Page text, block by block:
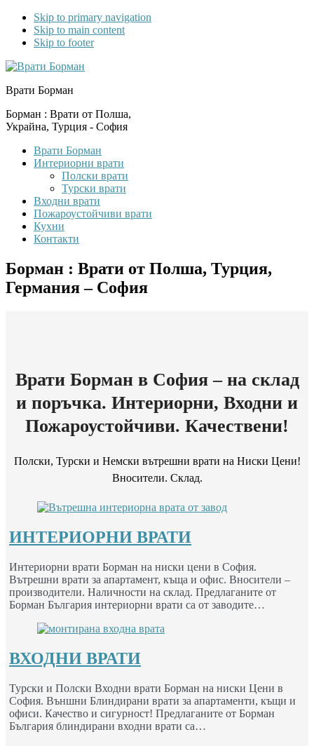
Skip to primary navigation
Skip to main content
Skip to footer
Врати Борман
Борман : Врати от Полша,
Украйна, Турция - София
Врати Борман
Интериорни врати
Полски врати
Турски врати
Входни врати
Пожароустойчиви врати
Кухни
Контакти
Борман : Врати от Полша, Турция,
Германия – София
Врати Борман в София – на склад
и поръчка. Интериорни, Входни и
Пожароустойчиви. Качествени!
Полски, Турски и Немски вътрешни врати на Ниски Цени!
Вносители. Склад.
ИНТЕРИОРНИ ВРАТИ
Интериорни врати Борман на ниски цени в София.
Вътрешни врати за апартамент, къща и офис. Вносители –
производители. Наличности на склад. Предлаганите от
Борман България интериорни врати са от заводите…
ВХОДНИ ВРАТИ
Турски и Полски Входни врати Борман на ниски Цени в
София. Външни Блиндирани врати за апартаменти, къщи и
офиси. Качество и сигурност! Предлаганите от Борман
България блиндирани входни врати са…